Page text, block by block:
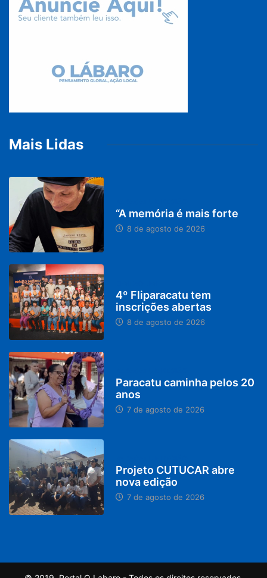
Mais Lidas
“A memória é mais forte
8 de agosto de 2026
4º Fliparacatu tem
inscrições abertas
8 de agosto de 2026
Paracatu caminha pelos 20
anos
7 de agosto de 2026
Projeto CUTUCAR abre
nova edição
7 de agosto de 2026